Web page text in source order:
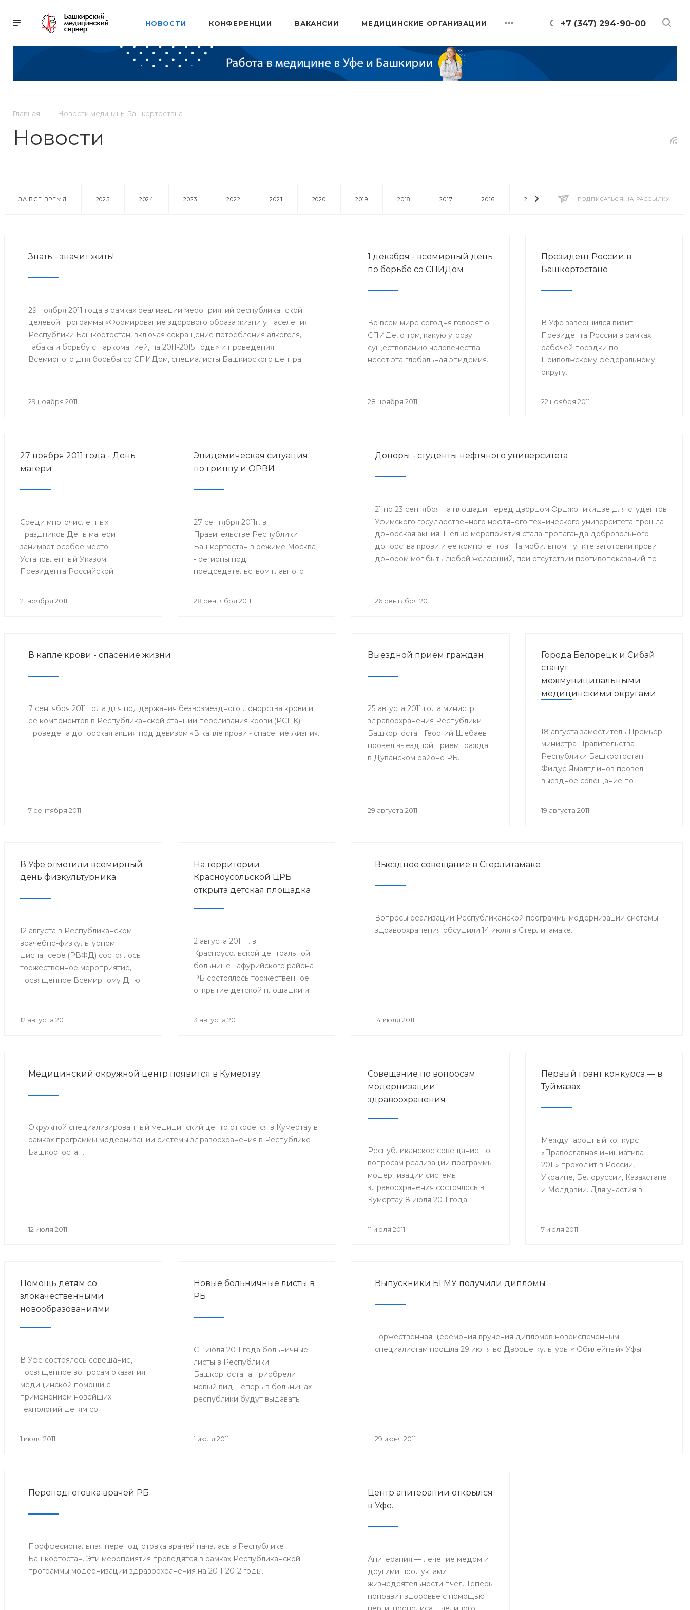
+7 (347) 294-90-00
НОВОСТИ КОНФЕРЕНЦИИ ВАКАНСИИ МЕДИЦИНСКИЕ ОРГАНИЗАЦИИ
Главная Новости медицины Башкортостана
Новости
ПОДПИСАТЬСЯ НА РАССЫЛКУ
ЗА ВСЕ ВРЕМЯ 2025 2024 2023 2022 2021 2020 2019 2018 2017 2016 2014 2013 2012 2011
Знать - значит жить!
29 ноября 2011 года в рамках реализации мероприятий республиканской
целевой программы «Формирование здорового образа жизни у населения
Республики Башкортостан, включая сокращение потребления алкоголя,
табака и борьбу с наркоманией, на 2011-2015 годы» и проведения
Всемирного дня борьбы со СПИДом, специалисты Башкирского центра
29 ноября 2011
1 декабря - всемирный день
по борьбе со СПИДом
Во всем мире сегодня говорят о
СПИДе, о том, какую угрозу
существованию человечества
несет эта глобальная эпидемия.
28 ноября 2011
Президент России в
Башкортостане
В Уфе завершился визит
Президента России в рамках
рабочей поездки по
Приволжскому федеральному
округу.
22 ноября 2011
27 ноября 2011 года - День
матери
Среди многочисленных
праздников День матери
занимает особое место.
Установленный Указом
Президента Российской
1998 года, он празднуется в
21 ноября 2011
Эпидемическая ситуация
по гриппу и ОРВИ
27 сентября 2011г. в
Правительстве Республики
Башкортостан в режиме Москва
- регионы под
председательством главного
Федерации, руководителя
человека с повесткой: «Об
эпидемиологической ситуации
по гриппу и ОРВИ и начале
28 сентября 2011
Доноры - студенты нефтяного университета
21 по 23 сентября на площади перед дворцом Орджоникидзе для студентов
Уфимского государственного нефтяного технического университета прошла
донорская акция. Целью мероприятия стала пропаганда добровольного
донорства крови и ее компонентов. На мобильном пункте заготовки крови
донором мог быть любой желающий, при отсутствии противопоказаний по
26 сентября 2011
В капле крови - спасение жизни
7 сентября 2011 года для поддержания безвозмездного донорства крови и
её компонентов в Республиканской станции переливания крови (РСПК)
проведена донорская акция под девизом «В капле крови - спасение жизни».
7 сентября 2011
Выездной прием граждан
25 августа 2011 года министр
здравоохранения Республики
Башкортостан Георгий Шебаев
провел выездной прием граждан
в Дуванском районе РБ.
29 августа 2011
Города Белорецк и Сибай
станут
межмуниципальными
медицинскими округами
18 августа заместитель Премьер-
министра Правительства
Республики Башкортостан
Фидус Ямалтдинов провел
выездное совещание по
19 августа 2011
В Уфе отметили всемирный
день физкультурника
12 августа в Республиканском
врачебно-физкультурном
диспансере (РВФД) состоялось
торжественное мероприятие,
посвященное Всемирному Дню
Министерства здравоохранения
известные спортсмены
12 августа 2011
На территории
Красноусольской ЦРБ
открыта детская площадка
2 августа 2011 г. в
Красноусольской центральной
больнице Гафурийского района
РБ состоялось торжественное
открытие детской площадки и
3 августа 2011
Выездное совещание в Стерлитамаке
Вопросы реализации Республиканской программы модернизации системы
здравоохранения обсудили 14 июля в Стерлитамаке.
14 июля 2011
Медицинский окружной центр появится в Кумертау
Окружной специализированный медицинский центр откроется в Кумертау в
рамках программы модернизации системы здравоохранения в Республике
Башкортостан.
12 июля 2011
Совещание по вопросам
модернизации
здравоохранения
Республиканское совещание по
вопросам реализации программы
модернизации системы
здравоохранения состоялось в
Кумертау 8 июля 2011 года.
Мелеузовского, Зианчуринского,
11 июля 2011
Первый грант конкурса — в
Туймазах
Международный конкурс
«Православная инициатива —
2011» проходит в России,
Украине, Белоруссии, Казахстане
и Молдавии. Для участия в
программ, с помощью которых
7 июля 2011
Помощь детям со
злокачественными
новообразованиями
В Уфе состоялось совещание,
посвященное вопросам оказания
медицинской помощи с
применением новейших
технологий детям со
Министерства здравоохранения
1 июля 2011
Новые больничные листы в
РБ
С 1 июля 2011 года больничные
листы в Республики
Башкортостана приобрели
новый вид. Теперь в больницах
республики будут выдавать
прежних: размер — бланки
страховой стаж и средний
заработок.
1 июля 2011
Выпускники БГМУ получили дипломы
Торжественная церемония вручения дипломов новоиспеченным
специалистам прошла 29 июня во Дворце культуры «Юбилейный» Уфы.
29 июня 2011
Переподготовка врачей РБ
Проффесиональная переподготовка врачей началась в Республике
Башкортостан. Эти мероприятия проводятся в рамках Республиканской
программы модернизации здравоохранения на 2011-2012 годы.
Центр апитерапии открылся
в Уфе.
Апитерапия — лечение медом и
другими продуктами
жизнедеятельности пчел. Теперь
поправит здоровье с помощью